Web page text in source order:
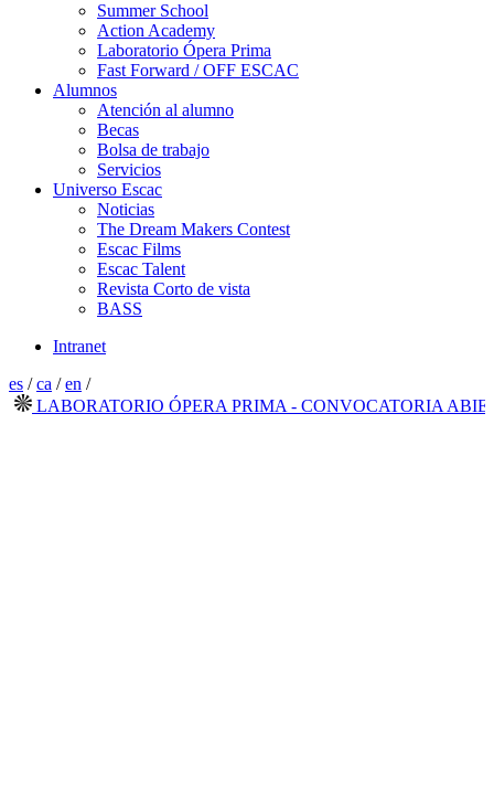
Summer School
Action Academy
Laboratorio Ópera Prima
Fast Forward / OFF ESCAC
Alumnos
Atención al alumno
Becas
Bolsa de trabajo
Servicios
Universo Escac
Noticias
The Dream Makers Contest
Escac Films
Escac Talent
Revista Corto de vista
BASS
Intranet
es /ca /en /
LABORATORIO ÓPERA PRIMA - CONVOCATORIA